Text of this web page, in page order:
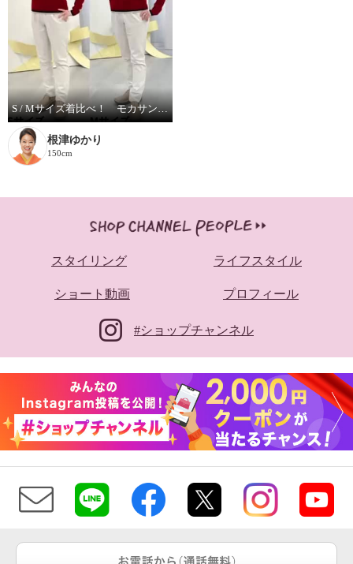
S / Mサイズ着比べ！ モカサンジュンコシマダ
根津ゆかり
150cm
スタイリング ライフスタイル
ショート動画 プロフィール
#ショップチャンネル